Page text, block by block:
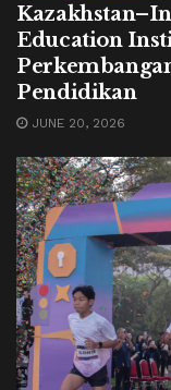
Education
Pendidikan
JUNE 20, 2026